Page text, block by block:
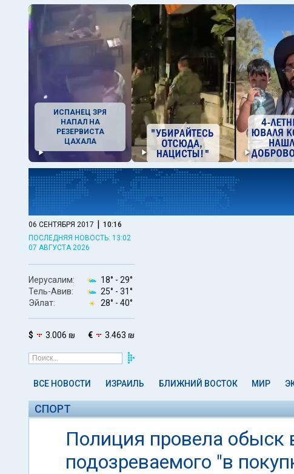
ИСПАНЕЦ ЗРЯ
НАПАЛ НА
РЕЗЕРВИСТА
ЦАХАЛА
06 СЕНТЯБРЯ 2017 | 10:16
ПОСЛЕДНЯЯ НОВОСТЬ: 13:02
07 АВГУСТА 2026
Иерусалим: 18° - 29°
Тель-Авив:
25° - 31°
Эйлат:
28° - 40°
$ 3.006 ₪ € 3.463 ₪
ВСЕ НОВОСТИ ИЗРАИЛЬ БЛИЖНИЙ ВОСТОК МИР
СПОРТ
Полиция провела обыск
подозреваемого "в